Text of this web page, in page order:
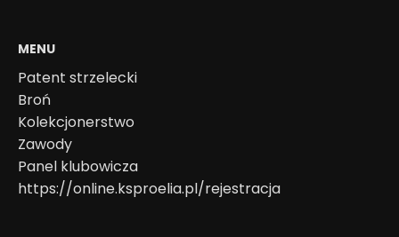
MENU
Patent strzelecki
Broń
Kolekcjonerstwo
Zawody
Panel klubowicza
https://online.ksproelia.pl/rejestracja